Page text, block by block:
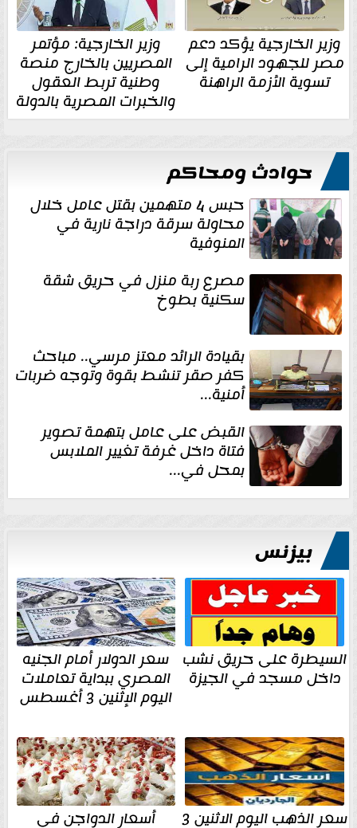
وزير الخارجية يؤكد دعم
مصر للجهود الرامية إلى
تسوية الأزمة الراهنة
وزير الخارجية: مؤتمر
المصريين بالخارج منصة
وطنية تربط العقول
والخبرات المصرية بالدولة
حوادث ومحاكم
حبس 4 متهمين بقتل عامل خلال
محاولة سرقة دراجة نارية في
المنوفية
مصرع ربة منزل في حريق شقة
سكنية بطوخ
بقيادة الرائد معتز مرسي.. مباحث
كفر صقر تنشط بقوة وتوجه ضربات
أمنية...
القبض على عامل بتهمة تصوير
فتاة داخل غرفة تغيير الملابس
بمحل في...
بيزنس
السيطرة على حريق نشب
داخل مسجد في الجيزة
سعر الدولار أمام الجنيه
المصري ببداية تعاملات
اليوم الإثنين 3 أغسطس
سعر الذهب اليوم الاثنين 3 أسعار الدواجن فى